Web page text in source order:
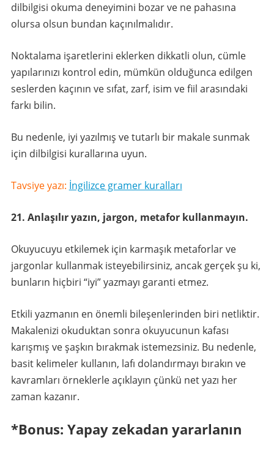
dilbilgisi okuma deneyimini bozar ve ne pahasına
olursa olsun bundan kaçınılmalıdır.
Noktalama işaretlerini eklerken dikkatli olun, cümle
yapılarınızı kontrol edin, mümkün olduğunca edilgen
seslerden kaçının ve sıfat, zarf, isim ve fiil arasındaki
farkı bilin.
Bu nedenle, iyi yazılmış ve tutarlı bir makale sunmak
için dilbilgisi kurallarına uyun.
Tavsiye yazı: İngilizce gramer kuralları
21. Anlaşılır yazın, jargon, metafor kullanmayın.
Okuyucuyu etkilemek için karmaşık metaforlar ve
jargonlar kullanmak isteyebilirsiniz, ancak gerçek şu ki,
bunların hiçbiri “iyi” yazmayı garanti etmez.
Etkili yazmanın en önemli bileşenlerinden biri netliktir.
Makalenizi okuduktan sonra okuyucunun kafası
karışmış ve şaşkın bırakmak istemezsiniz. Bu nedenle,
basit kelimeler kullanın, lafı dolandırmayı bırakın ve
kavramları örneklerle açıklayın çünkü net yazı her
zaman kazanır.
*Bonus: Yapay zekadan yararlanın